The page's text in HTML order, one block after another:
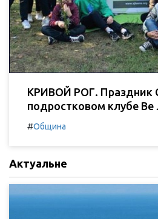
КРИВОЙ РОГ. Праздник
подростковом клубе Be
#Община
Актуальне